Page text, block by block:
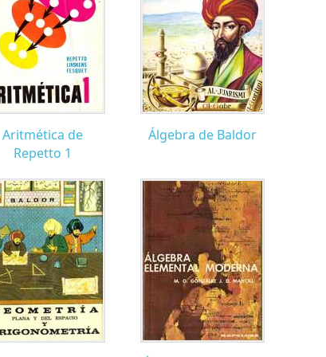
Aritmética de
Repetto 1
Álgebra de Baldor